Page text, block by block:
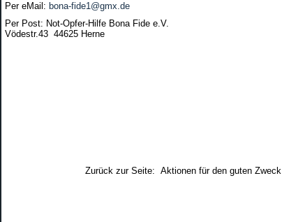
Per eMail: bona-fide1@gmx.de
Per Post: Not-Opfer-Hilfe Bona Fide e.V.
Vödestr.43 44625 Herne
Zurück zur Seite: Aktionen für den guten Zweck